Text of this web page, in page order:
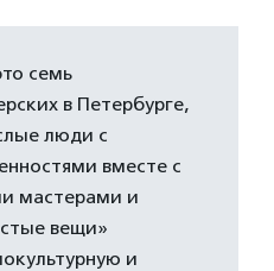
семь
в Петербурге,
люди с
вместе с
мастерами и
вещи»
и